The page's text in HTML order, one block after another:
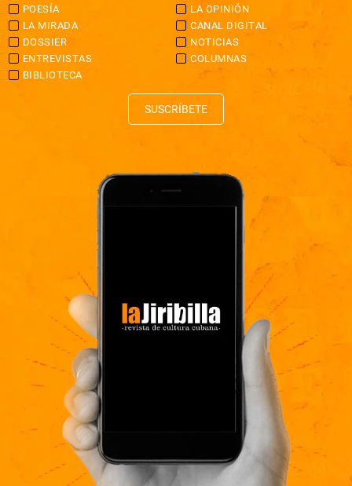
POESÍA
LA OPINIÓN
LA MIRADA
CANAL DIGITAL
DOSSIER
NOTICIAS
ENTREVISTAS
COLUMNAS
BIBLIOTECA
SUSCRÍBETE